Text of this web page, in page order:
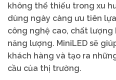
không thể thiếu trong xu
dùng ngày càng ưu tiên
công nghệ cao, chất
năng lượng. MiniLED sẽ
khách hàng và tạo ra
cầu của thị trường.